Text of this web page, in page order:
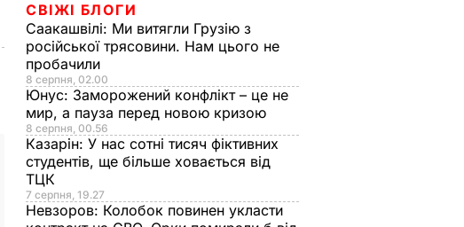
СВІЖІ БЛОГИ
Саакашвілі: Ми витягли Грузію з
російської трясовини. Нам цього не
пробачили
8 серпня, 02.00
Юнус: Заморожений конфлікт – це не
мир, а пауза перед новою кризою
8 серпня, 00.56
Казарін: У нас сотні тисяч фіктивних
студентів, ще більше ховається від
ТЦК
7 серпня, 19.27
Невзоров: Колобок повинен укласти